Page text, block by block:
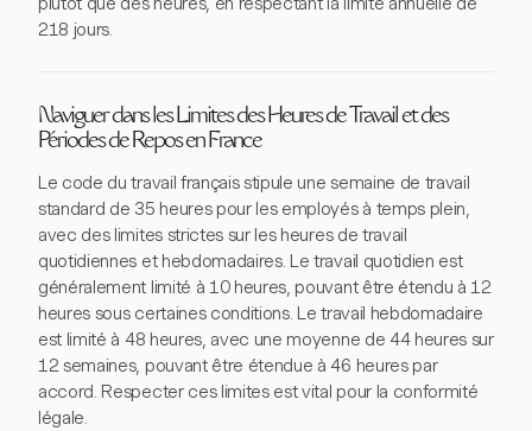
218 jours.
Naviguer dans les Limites des Heures de Travail et des
Périodes de Repos en France
Le code du travail français stipule une semaine de travail
standard de 35 heures pour les employés à temps plein,
avec des limites strictes sur les heures de travail
quotidiennes et hebdomadaires. Le travail quotidien est
généralement limité à 10 heures, pouvant être étendu à 12
heures sous certaines conditions. Le travail hebdomadaire
est limité à 48 heures, avec une moyenne de 44 heures sur
12 semaines, pouvant être étendue à 46 heures par
accord. Respecter ces limites est vital pour la conformité
légale.